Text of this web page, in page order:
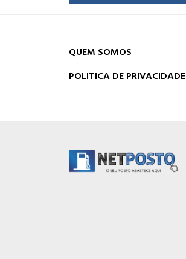
QUEM SOMOS
POLITICA DE PRIVACIDADE